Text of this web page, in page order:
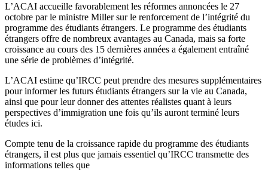
L’ACAI accueille favorablement les réformes annoncées le 27
octobre par le ministre Miller sur le renforcement de l’intégrité du
programme des étudiants étrangers. Le programme des étudiants
étrangers offre de nombreux avantages au Canada, mais sa forte
croissance au cours des 15 dernières années a également entraîné
une série de problèmes d’intégrité.
L’ACAI estime qu’IRCC peut prendre des mesures supplémentaires
pour informer les futurs étudiants étrangers sur la vie au Canada,
ainsi que pour leur donner des attentes réalistes quant à leurs
perspectives d’immigration une fois qu’ils auront terminé leurs
études ici.
Compte tenu de la croissance rapide du programme des étudiants
étrangers, il est plus que jamais essentiel qu’IRCC transmette des
informations telles que